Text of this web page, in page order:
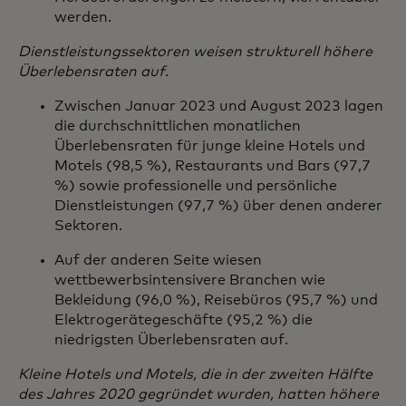
werden.
Dienstleistungssektoren weisen strukturell höhere
Überlebensraten auf.
Zwischen Januar 2023 und August 2023 lagen
die durchschnittlichen monatlichen
Überlebensraten für junge kleine Hotels und
Motels (98,5 %), Restaurants und Bars (97,7
%) sowie professionelle und persönliche
Dienstleistungen (97,7 %) über denen anderer
Sektoren.
Auf der anderen Seite wiesen
wettbewerbsintensivere Branchen wie
Bekleidung (96,0 %), Reisebüros (95,7 %) und
Elektrogerätegeschäfte (95,2 %) die
niedrigsten Überlebensraten auf.
Kleine Hotels und Motels, die in der zweiten Hälfte
des Jahres 2020 gegründet wurden, hatten höhere